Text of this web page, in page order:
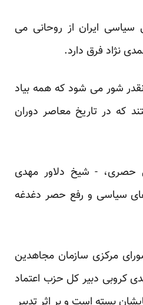
ایران از روحانی می
نژاد فرق دارد.
شور می شود که همه بیاد
که در تاریخ معاصر دوران
حصری، - شیخ دلاور مهدی
سیاسی و رفع حصر دغدغه‌
مرکزی سازمان مجاهدین
کروبی دبیر کل حزب اعتماد